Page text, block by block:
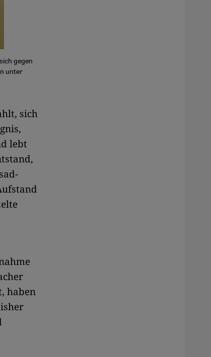
gegen
unter
sich
lebt
haben